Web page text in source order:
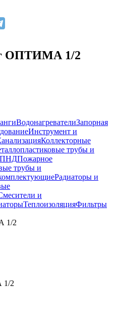
г ОПТИМА 1/2
ВодонагревателиЗапорная
Инструмент и
Коллекторные
трубы и
ПНДПожарное
трубы и
Радиаторы и
и
ТеплоизоляцияФильтры
1/2
1/2